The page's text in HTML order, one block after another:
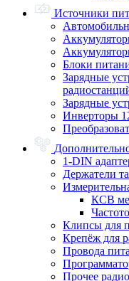
Источники
Блоки
Зарядные
Зарядные
Инверторы
1-DIN
Держатели
КСВ
Клипсы для
Крепёж для
Провода
Прочее